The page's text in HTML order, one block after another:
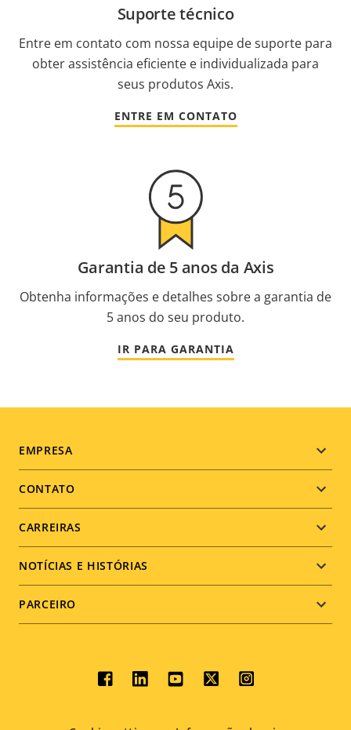
Suporte técnico
Entre em contato com nossa equipe de suporte para
obter assistência eficiente e individualizada para
seus produtos Axis.
ENTRE EM CONTATO
Garantia de 5 anos da Axis
Obtenha informações e detalhes sobre a garantia de
5 anos do seu produto.
IR PARA GARANTIA
Footer
menu
EMPRESA
CONTATO
CARREIRAS
NOTÍCIAS E HISTÓRIAS
PARCEIRO
Social